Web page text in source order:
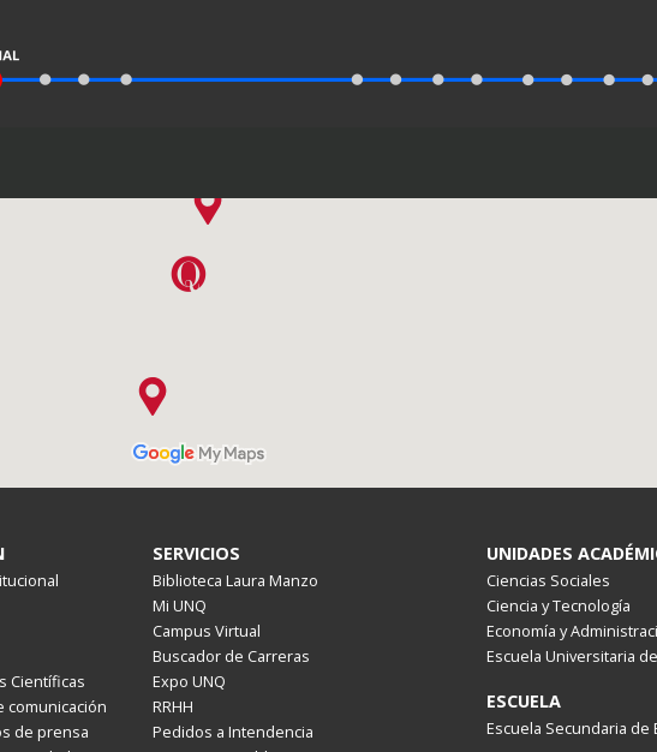
Científicas
comunicación
de prensa
SERVICIOS
Biblioteca Laura Manzo
Mi UNQ
Campus Virtual
Buscador de Carreras
Expo UNQ
RRHH
Pedidos a Intendencia
UNIDADES
Ciencias Sociales
Ciencia y Tecnología
Economía y
Escuela Universitaria
ESCUELA
Escuela Secundaria de